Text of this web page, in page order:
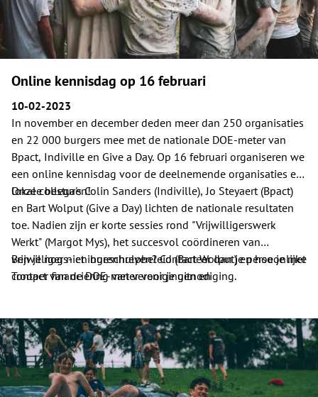
Online kennisdag op 16 februari
10-02-2023
In november en december deden meer dan 250 organisaties
en 22 000 burgers mee met de nationale DOE-meter van
Bpact, Indiville en Give a Day. Op 16 februari organiseren we
een online kennisdag voor de deelnemende organisaties en
lokale besturen!
Onze collega's Colin Sanders (Indiville), Jo Steyaert (Bpact)
en Bart Wolput (Give a Day) lichten de nationale resultaten
toe. Nadien zijn er korte sessies rond "Vrijwilligerswerk
Werkt" (Margot Mys), het succesvol coördineren van
vrijwilligers- en burenhulpbeleid (Bart Wolput) en hoe je met
Trooper financiering van verenigingen en
Ben je nog niet ingeschreven? Contacteer dan je persoonlijke
contact van de DOE-meter voor je uitnodiging.